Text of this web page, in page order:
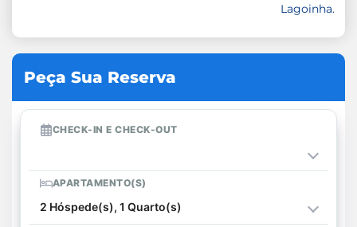
Lagoinha.
Peça Sua Reserva
CHECK-IN E CHECK-OUT
APARTAMENTO(S)
2 Hóspede(s), 1 Quarto(s)